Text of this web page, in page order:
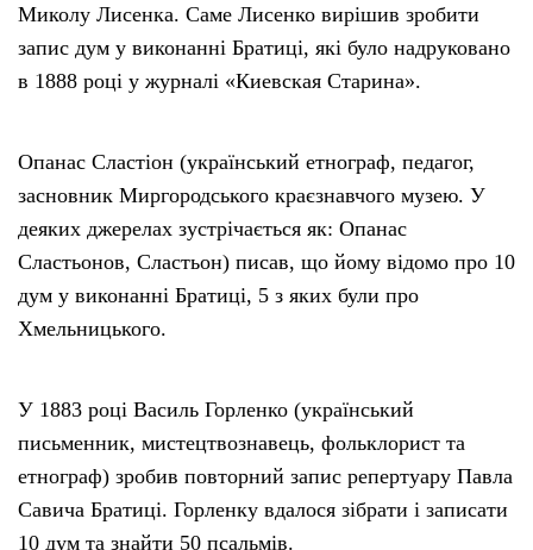
Миколу Лисенка. Саме Лисенко вирішив зробити
запис дум у виконанні Братиці, які було надруковано
в 1888 році у журналі «Киевская Старина».
Опанас Сластіон (український етнограф, педагог,
засновник Миргородського краєзнавчого музею. У
деяких джерелах зустрічається як: Опанас
Сластьонов, Сластьон) писав, що йому відомо про 10
дум у виконанні Братиці, 5 з яких були про
Хмельницького.
У 1883 році Василь Горленко (український
письменник, мистецтвознавець, фольклорист та
етнограф) зробив повторний запис репертуару Павла
Савича Братиці. Горленку вдалося зібрати і записати
10 дум та знайти 50 псальмів.